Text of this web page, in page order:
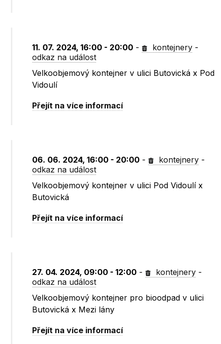
11. 07. 2024, 16:00 - 20:00 - kontejnery -
odkaz na událost
Velkoobjemový kontejner v ulici Butovická x Pod
Vidoulí
Přejít na více informací
06. 06. 2024, 16:00 - 20:00 - kontejnery -
odkaz na událost
Velkoobjemový kontejner v ulici Pod Vidoulí x
Butovická
Přejít na více informací
27. 04. 2024, 09:00 - 12:00 - kontejnery -
odkaz na událost
Velkoobjemový kontejner pro bioodpad v ulici
Butovická x Mezi lány
Přejít na více informací